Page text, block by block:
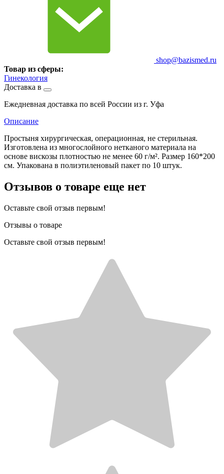
shop@bazismed.ru
Товар из сферы:
Гинекология
Доставка в
Ежедневная доставка по всей России из г. Уфа
Описание
Простыня хирургическая, операционная, не стерильная.
Изготовлена из многослойного нетканого материала на
основе вискозы плотностью не менее 60 г/м². Размер 160*200
см. Упакована в полиэтиленовый пакет по 10 штук.
Отзывов о товаре еще нет
Оставьте свой отзыв первым!
Отзывы о товаре
Оставьте свой отзыв первым!